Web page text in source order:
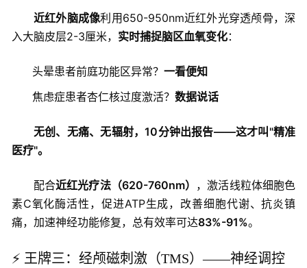
近红外脑成像利用650-950nm近红外光穿透颅骨，深
入大脑皮层2-3厘米， 实时捕捉脑区血氧变化：
头晕患者前庭功能区异常？ 一看便知
焦虑症患者杏仁核过度激活？ 数据说话
无创、无痛、无辐射，10分钟出报告——这才叫"精准
医疗"。
配合近红光疗法（620-760nm） ，激活线粒体细胞色
素C氧化酶活性，促进ATP生成，改善细胞代谢、抗炎镇
痛，加速神经功能修复，总有效率可达83%-91%。
⚡ 王牌三：经颅磁刺激（TMS）——神经调控